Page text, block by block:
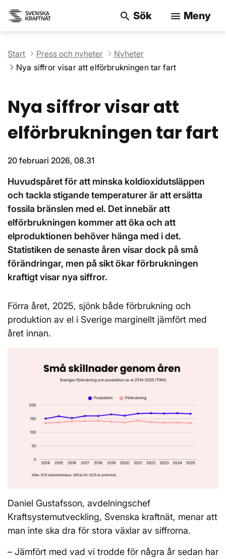
search Sök menu Meny
Start Press och nyheter
Nyheter
Nya siffror visar att elförbrukningen tar fart
Nya siffror visar att
elförbrukningen tar fart
20 februari 2026, 08.31
Huvudspåret för att minska koldioxidutsläppen
och tackla stigande temperaturer är att ersätta
fossila bränslen med el. Det innebär att
elförbrukningen kommer att öka och att
elproduktionen behöver hänga med i det.
Statistiken de senaste åren visar dock på små
förändringar, men på sikt ökar förbrukningen
kraftigt visar nya siffror.
Förra året, 2025, sjönk både förbrukning och
produktion av el i Sverige marginellt jämfört med
året innan.
Daniel Gustafsson, avdelningschef
Kraftsystemutveckling, Svenska kraftnät, menar att
man inte ska dra för stora växlar av siffrorna.
– Jämfört med vad vi trodde för några år sedan har